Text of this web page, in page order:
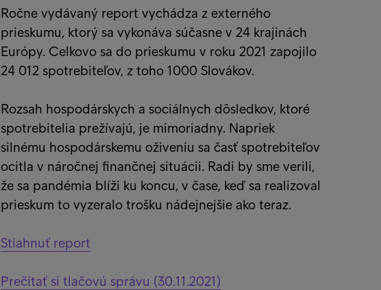
Ročne vydávaný report vychádza z externého
prieskumu, ktorý sa vykonáva súčasne v 24 krajinách
Európy. Celkovo sa do prieskumu v roku 2021 zapojilo
24 012 spotrebiteľov, z toho 1000 Slovákov.
Rozsah hospodárskych a sociálnych dôsledkov, ktoré
spotrebitelia prežívajú, je mimoriadny. Napriek
silnému hospodárskemu oživeniu sa časť spotrebiteľov
ocitla v náročnej finančnej situácii. Radi by sme verili,
že sa pandémia blíži ku koncu, v čase, keď sa realizoval
prieskum to vyzeralo trošku nádejnejšie ako teraz.
Stiahnuť report
Prečítať si tlačovú správu (30.11.2021)